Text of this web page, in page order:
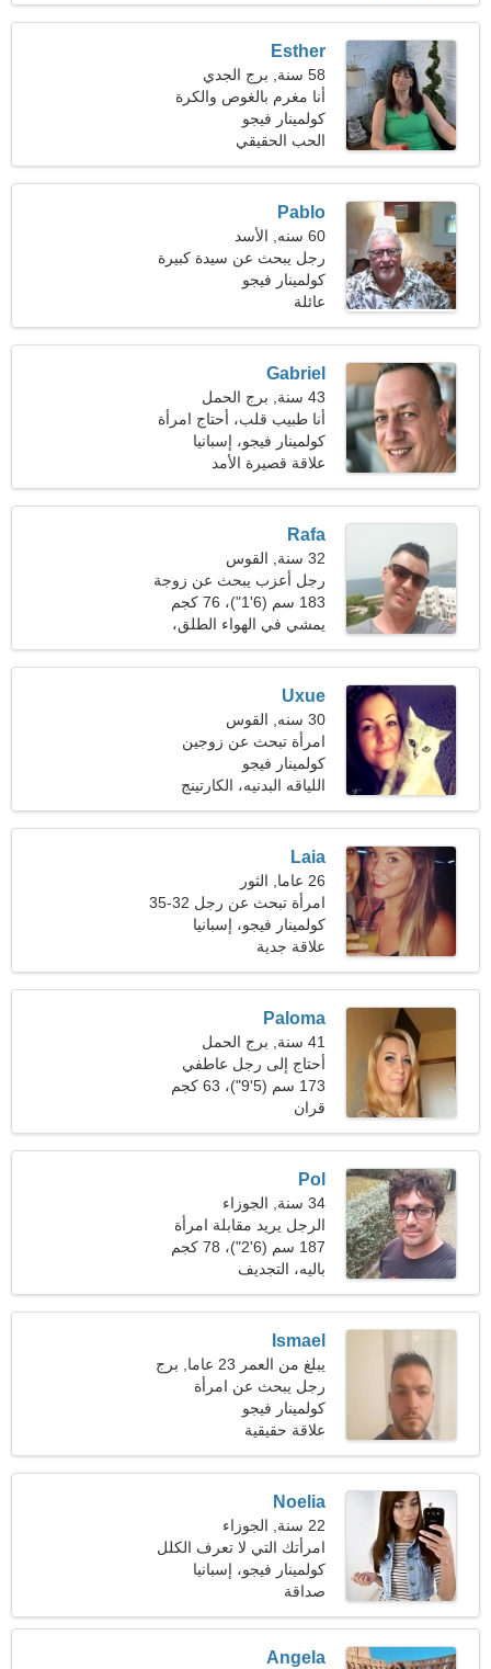
Esther
58 سنة, برج الجدي
أنا مغرم بالغوص والكرة
الطائرة
كولمينار فيجو
الحب الحقيقي
Pablo
60 سنه, الأسد
رجل يبحث عن سيدة كبيرة
48-56
كولمينار فيجو
عائلة
Gabriel
43 سنة, برج الحمل
أنا طبيب قلب، أحتاج امرأة
حنونة
كولمينار فيجو، إسبانيا
علاقة قصيرة الأمد
Rafa
32 سنة, القوس
رجل أعزب يبحث عن زوجة
183 سم (6'1")، 76 كجم
(167 رطلا)
يمشي في الهواء الطلق،
إلكترونيات
Uxue
30 سنه, القوس
امرأة تبحث عن زوجين
كولمينار فيجو
اللياقه البدنيه، الكارتينج
Laia
26 عاما, الثور
امرأة تبحث عن رجل 32-35
كولمينار فيجو، إسبانيا
علاقة جدية
Paloma
41 سنة, برج الحمل
أحتاج إلى رجل عاطفي
للسفر معًا
173 سم (5'9")، 63 كجم
(138 رطلا)
قران
Pol
34 سنة, الجوزاء
الرجل يريد مقابلة امرأة
187 سم (6'2")، 78 كجم
(171 رطلا)
باليه، التجديف
Ismael
يبلغ من العمر 23 عاما, برج
الجدي
رجل يبحث عن امرأة
كولمينار فيجو
علاقة حقيقية
Noelia
22 سنة, الجوزاء
امرأتك التي لا تعرف الكلل
كولمينار فيجو، إسبانيا
صداقة
Angela